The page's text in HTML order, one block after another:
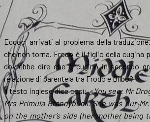
Eccoci arrivati al problema della
che non torna. Frodo è il figlio della cugina
dovrebbe dire che è cugino in secondo
relazione di parentela tra Frodo e Bilbo?
Il testo inglese dice così:«You see: Mr
Mrs Primula Brandybuck. She was our
on the mother’s side (her mother being